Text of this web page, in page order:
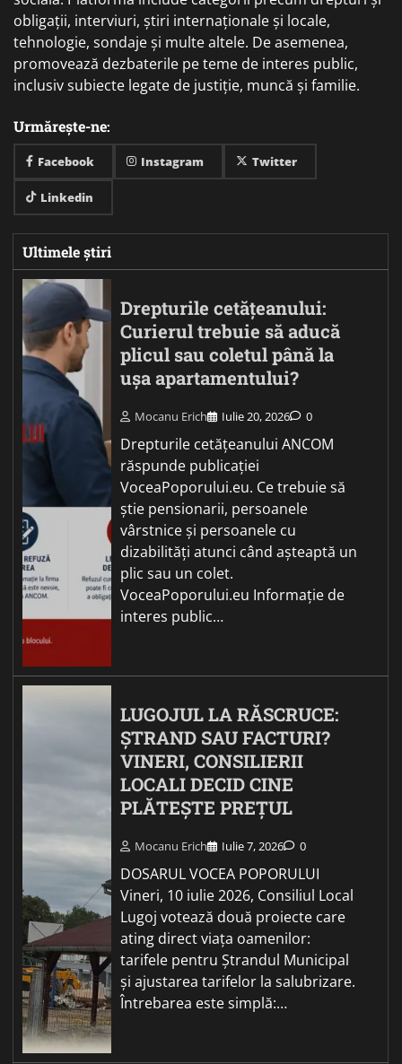
obligații, interviuri, știri internaționale și locale,
tehnologie, sondaje și multe altele. De asemenea,
promovează dezbaterile pe teme de interes public,
inclusiv subiecte legate de justiție, muncă și familie.
Urmărește-ne:
Facebook Instagram Twitter
Linkedin
Ultimele știri
Drepturile cetățeanului:
Curierul trebuie să aducă
plicul sau coletul până la
ușa apartamentului?
Mocanu Erich Iulie 20, 2026 0
Drepturile cetățeanului ANCOM
răspunde publicației
VoceaPoporului.eu. Ce trebuie să
știe pensionarii, persoanele
vârstnice și persoanele cu
dizabilități atunci când așteaptă un
plic sau un colet.
VoceaPoporului.eu Informație de
interes public…
LUGOJUL LA RĂSCRUCE:
ȘTRAND SAU FACTURI?
VINERI, CONSILIERII
LOCALI DECID CINE
PLĂTEȘTE PREȚUL
Mocanu Erich Iulie 7, 2026 0
DOSARUL VOCEA POPORULUI
Vineri, 10 iulie 2026, Consiliul Local
Lugoj votează două proiecte care
ating direct viața oamenilor:
tarifele pentru Ștrandul Municipal
și ajustarea tarifelor la salubrizare.
Întrebarea este simplă:…